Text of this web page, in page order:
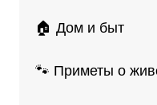
🏠 Дом и быт
🐾 Приметы о